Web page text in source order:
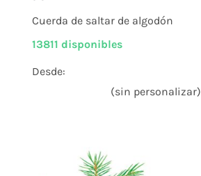
Cuerda de saltar de algodón
13811 disponibles
Desde:
(sin personalizar)